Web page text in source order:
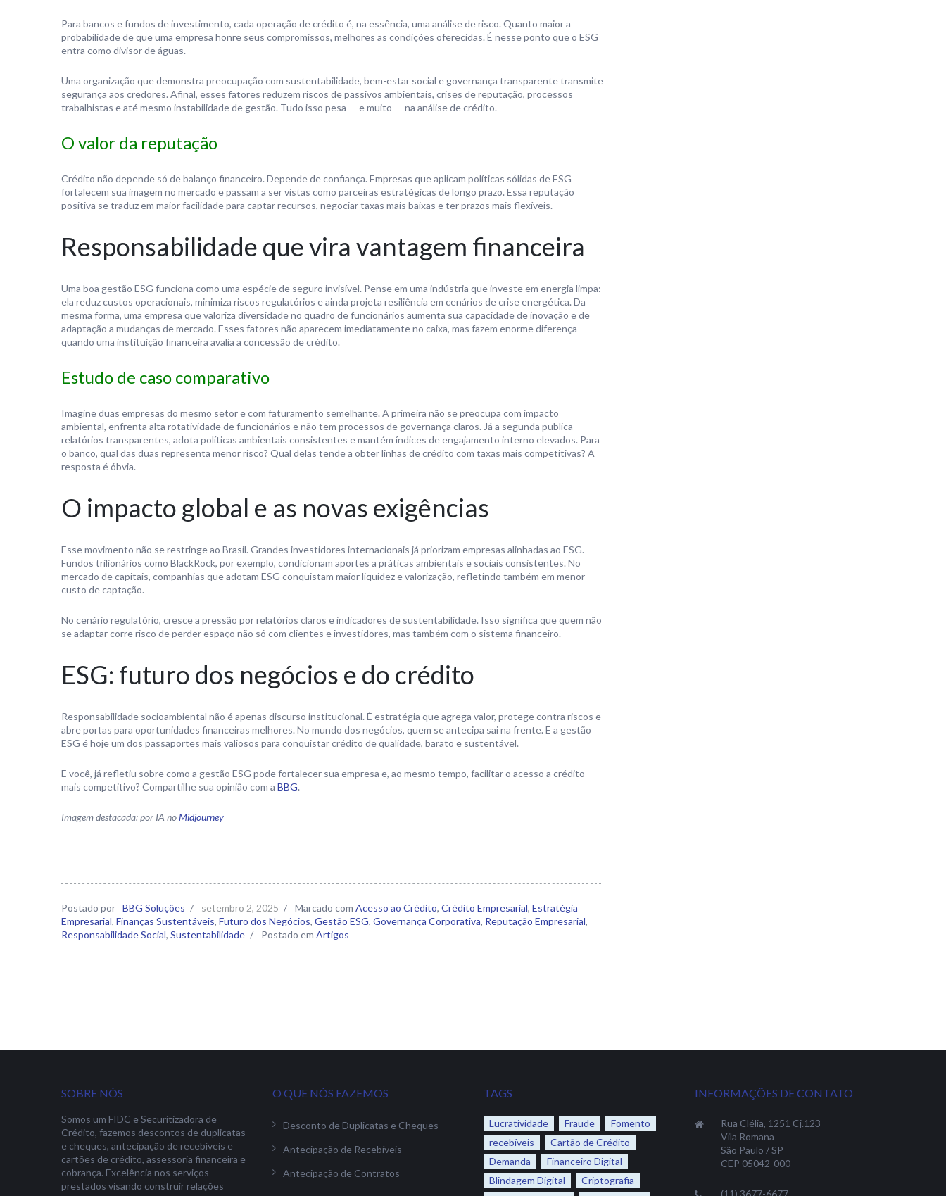
Para bancos e fundos de investimento, cada operação de crédito é, na essência, uma análise de risco. Quanto maior a
probabilidade de que uma empresa honre seus compromissos, melhores as condições oferecidas. É nesse ponto que o ESG
entra como divisor de águas.
Uma organização que demonstra preocupação com sustentabilidade, bem-estar social e governança transparente transmite
segurança aos credores. Afinal, esses fatores reduzem riscos de passivos ambientais, crises de reputação, processos
trabalhistas e até mesmo instabilidade de gestão. Tudo isso pesa — e muito — na análise de crédito.
O valor da reputação
Crédito não depende só de balanço financeiro. Depende de confiança. Empresas que aplicam políticas sólidas de ESG
fortalecem sua imagem no mercado e passam a ser vistas como parceiras estratégicas de longo prazo. Essa reputação
positiva se traduz em maior facilidade para captar recursos, negociar taxas mais baixas e ter prazos mais flexíveis.
Responsabilidade que vira vantagem financeira
Uma boa gestão ESG funciona como uma espécie de seguro invisível. Pense em uma indústria que investe em energia limpa:
ela reduz custos operacionais, minimiza riscos regulatórios e ainda projeta resiliência em cenários de crise energética. Da
mesma forma, uma empresa que valoriza diversidade no quadro de funcionários aumenta sua capacidade de inovação e de
adaptação a mudanças de mercado. Esses fatores não aparecem imediatamente no caixa, mas fazem enorme diferença
quando uma instituição financeira avalia a concessão de crédito.
Estudo de caso comparativo
Imagine duas empresas do mesmo setor e com faturamento semelhante. A primeira não se preocupa com impacto
ambiental, enfrenta alta rotatividade de funcionários e não tem processos de governança claros. Já a segunda publica
relatórios transparentes, adota políticas ambientais consistentes e mantém índices de engajamento interno elevados. Para
o banco, qual das duas representa menor risco? Qual delas tende a obter linhas de crédito com taxas mais competitivas? A
resposta é óbvia.
O impacto global e as novas exigências
Esse movimento não se restringe ao Brasil. Grandes investidores internacionais já priorizam empresas alinhadas ao ESG.
Fundos trilionários como BlackRock, por exemplo, condicionam aportes a práticas ambientais e sociais consistentes. No
mercado de capitais, companhias que adotam ESG conquistam maior liquidez e valorização, refletindo também em menor
custo de captação.
No cenário regulatório, cresce a pressão por relatórios claros e indicadores de sustentabilidade. Isso significa que quem não
se adaptar corre risco de perder espaço não só com clientes e investidores, mas também com o sistema financeiro.
ESG: futuro dos negócios e do crédito
Responsabilidade socioambiental não é apenas discurso institucional. É estratégia que agrega valor, protege contra riscos e
abre portas para oportunidades financeiras melhores. No mundo dos negócios, quem se antecipa sai na frente. E a gestão
ESG é hoje um dos passaportes mais valiosos para conquistar crédito de qualidade, barato e sustentável.
E você, já refletiu sobre como a gestão ESG pode fortalecer sua empresa e, ao mesmo tempo, facilitar o acesso a crédito
mais competitivo? Compartilhe sua opinião com a BBG.
Imagem destacada: por IA noMidjourney
Postado por BBG Soluções / setembro 2, 2025 / Marcado com Acesso ao Crédito, Crédito Empresarial, Estratégia
Empresarial, Finanças Sustentáveis, Futuro dos Negócios, Gestão ESG, Governança Corporativa, Reputação Empresarial,
Responsabilidade Social, Sustentabilidade / Postado em Artigos
SOBRE NÓS
Somos um FIDC e Securitizadora de
Crédito, fazemos descontos de duplicatas
e cheques, antecipação de recebíveis e
cartões de crédito, assessoria financeira e
cobrança. Excelência nos serviços
prestados visando construir relações
O QUE NÓS FAZEMOS
Desconto de Duplicatas e Cheques
Antecipação de Recebíveis
Antecipação de Contratos
TAGS
Lucratividade Fraude
Fomento
recebíveis
Cartão de Crédito
Demanda
Financeiro Digital
Blindagem Digital
Criptografia
INFORMAÇÕES DE CONTATO
Rua Clélia, 1251 Cj.123
Vila Romana
São Paulo / SP
CEP 05042-000
(11) 3677-6677